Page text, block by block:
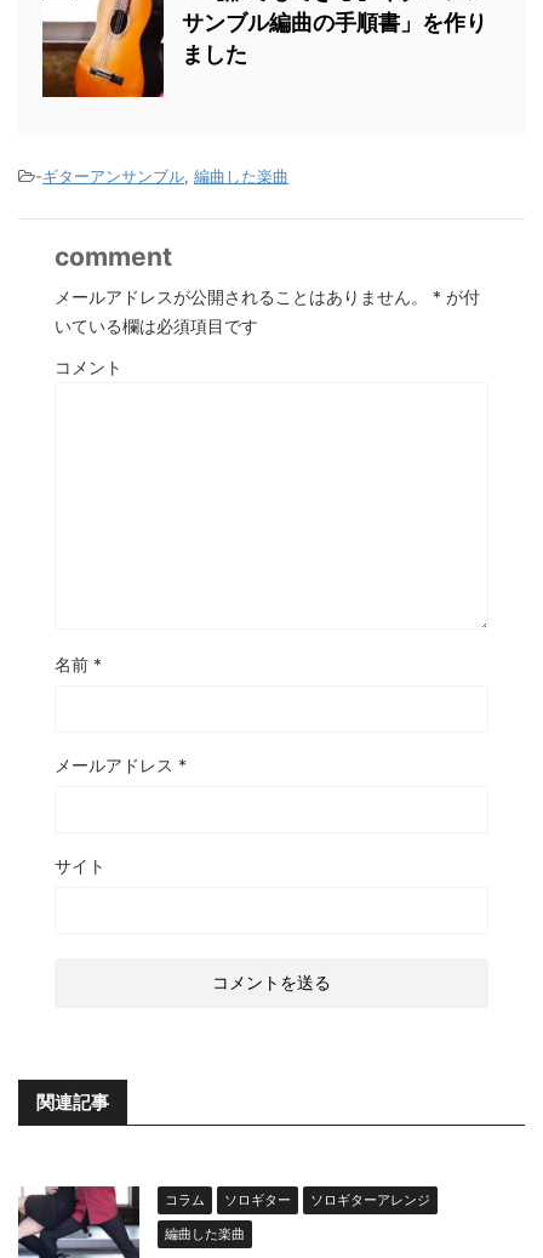
サンブル編曲の手順書」を作り
ました
-ギターアンサンブル, 編曲した楽曲
comment
メールアドレスが公開されることはありません。 * が付
いている欄は必須項目です
コメント
名前 *
メールアドレス *
サイト
関連記事
コラム ソロギター
ソロギターアレンジ
編曲した楽曲